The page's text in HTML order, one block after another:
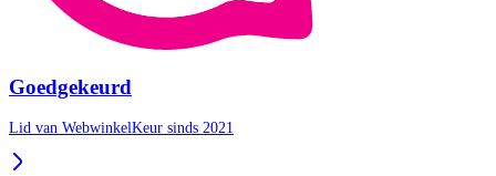
Goedgekeurd
Lid van WebwinkelKeur sinds 2021